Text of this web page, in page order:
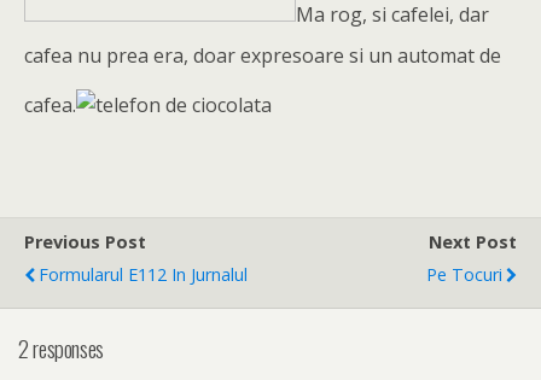
Ma rog, si cafelei, dar
cafea nu prea era, doar expresoare si un automat de
cafea.
Previous Post
Formularul E112 In Jurnalul
Next Post
Pe Tocuri
2 responses